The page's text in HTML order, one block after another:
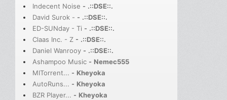
Indecent Noise - .::DSE::.
David Surok - - .::DSE::.
ED-SUNday - Ti - .::DSE::.
Claas Inc. - Z - .::DSE::.
Daniel Wanrooy - .::DSE::.
Ashampoo Music - Nemec555
MITorrent... - Kheyoka
AutoRuns... - Kheyoka
BZR Player... - Kheyoka